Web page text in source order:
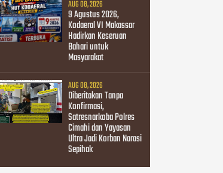
AUG 08, 2026
9 Agustus 2026,
Kodaeral VI Makassar
Hadirkan Keseruan
Bahari untuk
Masyarakat
AUG 08, 2026
Diberitakan Tanpa
Konfirmasi,
Satresnarkoba Polres
Cimahi dan Yayasan
Ultra Jadi Korban Narasi
Sepihak